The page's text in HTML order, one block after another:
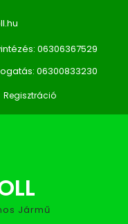
06306367529
06300833230
Regisztráció
Jármű